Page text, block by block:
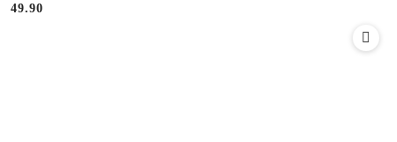
Cena:
49.90